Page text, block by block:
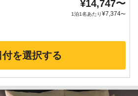
¥14,747〜
1泊1名あたり¥7,374〜
付を選択する